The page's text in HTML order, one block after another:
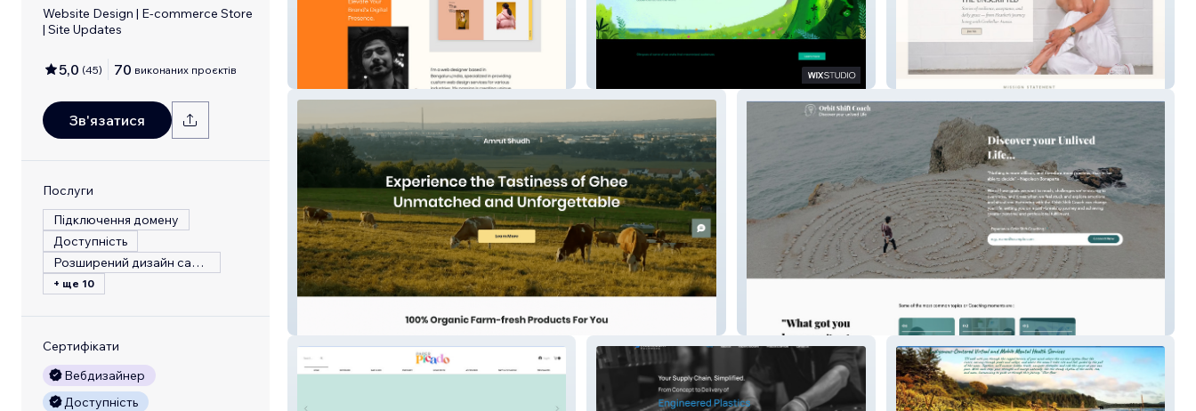
Website Design | E-commerce Store
| Site Updates
5,0 (45) 70 виконаних проєктів
Зв'язатися
Послуги
Підключення домену
Доступність
Розширений дизайн сайту
+ ще 10
Сертифікати
Вебдизайнер
Доступність
Shuja Humayun Hollywood Actress Blog Site
Ecommerce Store - Amrut Shudh Online Coach - OrbitShiftCoach